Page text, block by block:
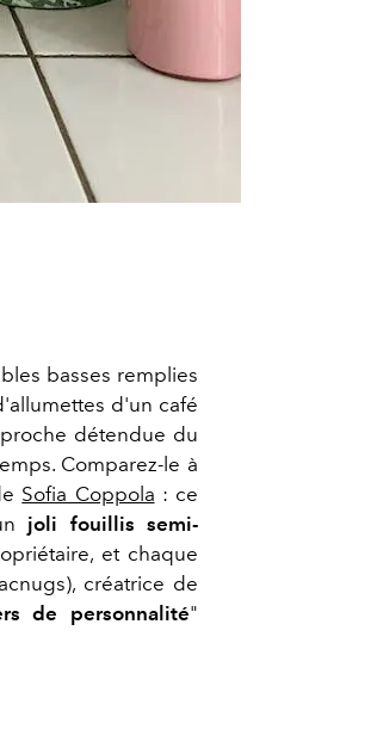
basses remplies
d'un café
détendue du
Comparez-le à
Sofia Coppola : ce
joli fouillis semi-
et chaque
créatrice de
de personnalité"